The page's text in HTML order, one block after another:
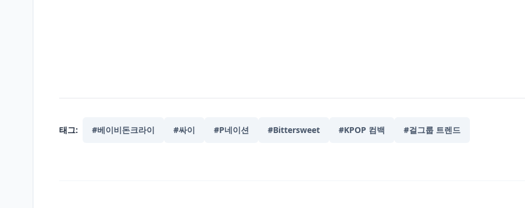
태그: #베이비돈크라이 #싸이 #P네이션 #Bittersweet #KPOP 컴백 #걸그룹 트렌드